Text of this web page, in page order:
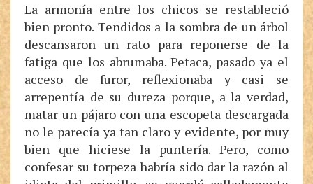
La armonía entre los chicos se restableció
bien pronto. Tendidos a la sombra de un árbol
descansaron un rato para reponerse de la
fatiga que los abrumaba. Petaca, pasado ya el
acceso de furor, reflexionaba y casi se
arrepentía de su dureza porque, a la verdad,
matar un pájaro con una escopeta descargada
no le parecía ya tan claro y evidente, por muy
bien que hiciese la puntería. Pero, como
confesar su torpeza habría sido dar la razón al